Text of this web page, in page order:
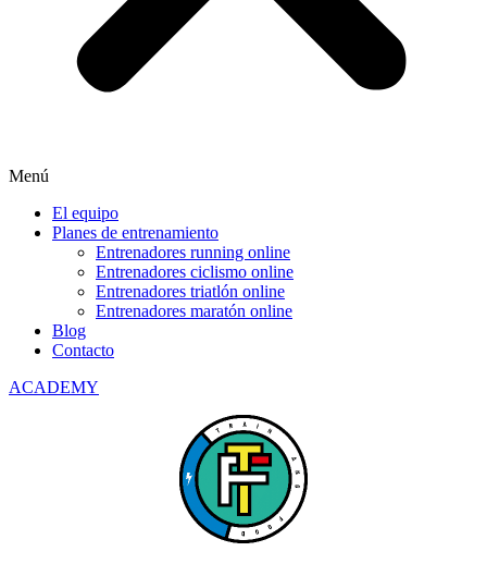
Menú
El equipo
Planes de entrenamiento
Entrenadores running online
Entrenadores ciclismo online
Entrenadores triatlón online
Entrenadores maratón online
Blog
Contacto
ACADEMY